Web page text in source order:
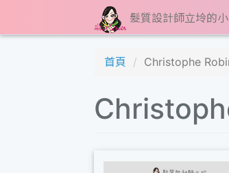
髮質設計師立坽的
首頁 Christophe